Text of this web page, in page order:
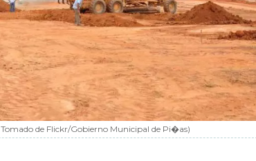
Tomado de Flickr/Gobierno Municipal de Pi�as)